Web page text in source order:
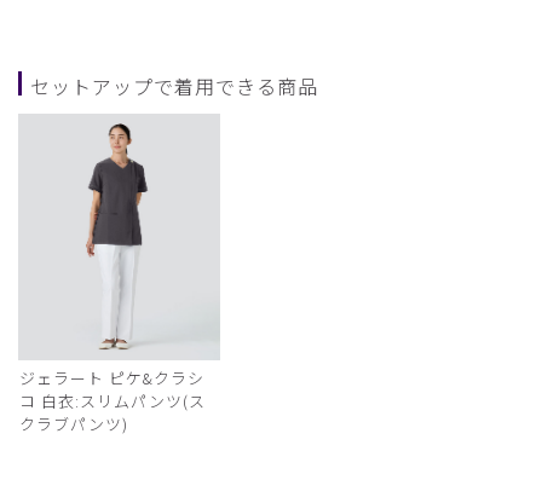
セットアップで着用できる商品
ジェラート ピケ&クラシ
コ 白衣:スリムパンツ(ス
クラブパンツ)